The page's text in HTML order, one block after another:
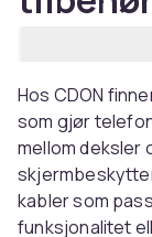
Hos CDON
som gjør
mellom deksler
kabler som
funksjonalitet